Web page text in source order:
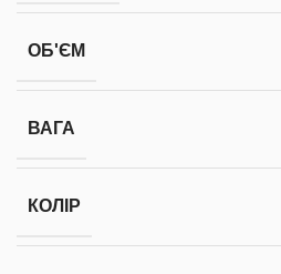
ОБ'ЄМ
ВАГА
КОЛІР